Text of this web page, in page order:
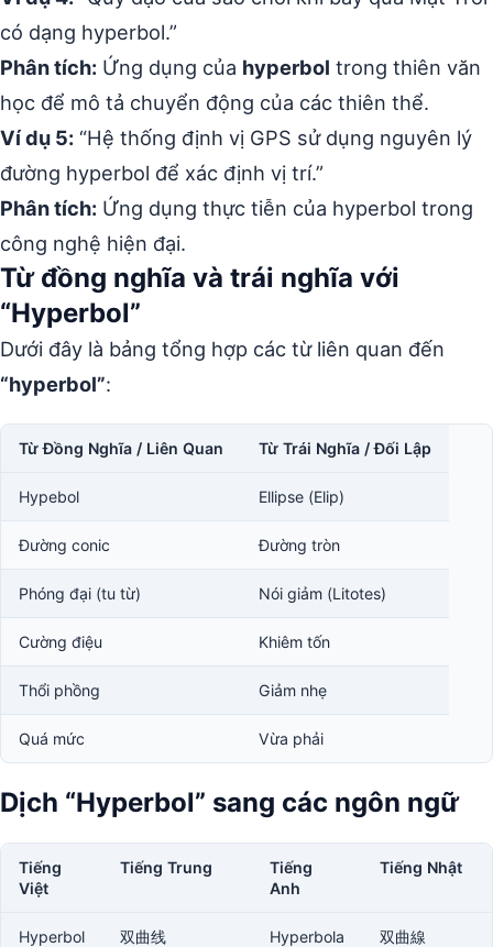
có dạng hyperbol.”
Phân tích: Ứng dụng của hyperbol trong thiên văn
học để mô tả chuyển động của các thiên thể.
Ví dụ 5: “Hệ thống định vị GPS sử dụng nguyên lý
đường hyperbol để xác định vị trí.”
Phân tích: Ứng dụng thực tiễn của hyperbol trong
công nghệ hiện đại.
Từ đồng nghĩa và trái nghĩa với
“Hyperbol”
Dưới đây là bảng tổng hợp các từ liên quan đến
“hyperbol”:
Từ Đồng Nghĩa / Liên Quan Từ Trái Nghĩa / Đối Lập
Hypebol Ellipse (Elip)
Đường conic Đường tròn
Phóng đại (tu từ) Nói giảm (Litotes)
Cường điệu Khiêm tốn
Thổi phồng Giảm nhẹ
Quá mức Vừa phải
Dịch “Hyperbol” sang các ngôn ngữ
Tiếng
Việt
Tiếng Trung
Tiếng
Anh
Tiếng Nhật
Hyperbol
双曲线
Hyperbola
双曲線